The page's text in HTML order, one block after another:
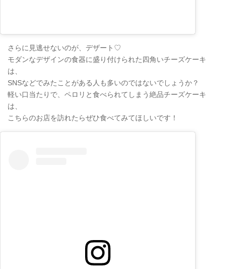
さらに見逃せないのが、デザート♡
モダンなデザインの食器に盛り付けられた四角いチーズケーキ
は、
SNSなどでみたことがある人も多いのではないでしょうか？
軽い口当たりで、ペロリと食べられてしまう絶品チーズケーキ
は、
こちらのお店を訪れたらぜひ食べてみてほしいです！